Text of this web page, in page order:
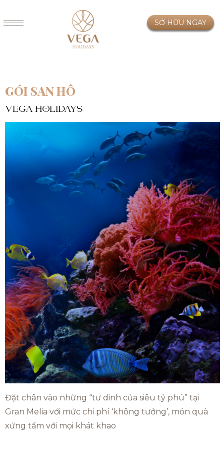
SỞ HỮU NGAY
GÓI SAN HÔ
VEGA HOLIDAYS
Đặt chân vào những “tư dinh của siêu tỷ phú” tại
Gran Melia với mức chi phí ‘không tưởng’, món quà
xứng tầm với mọi khát khao